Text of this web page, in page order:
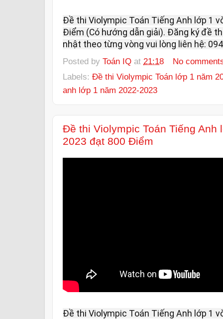
Đề thi Violympic Toán Tiếng Anh lớp 1
Điểm (Có hướng dẫn giải). Đăng ký đề
nhật theo từng vòng vui lòng liên hệ:
Posted by Toán IQ at 21:18
No
Labels: Đề thi Violympic Toán lớp 1 năm
anh lớp 1 năm 2022-2023
Đề thi Violympic Toán Tiếng Anh
2023 đạt 800 Điểm
Đề thi Violympic Toán Tiếng Anh lớp 1